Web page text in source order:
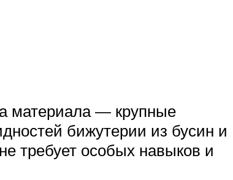
материала — крупные
бижутерии из бусин и
требует особых навыков и